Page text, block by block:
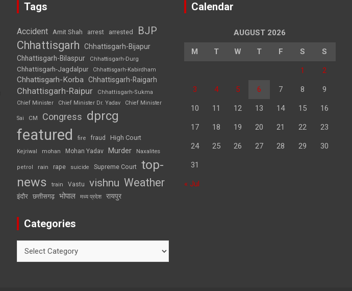
Tags
Accident Amit Shah arrest arrested BJP
Chhattisgarh
Chhattisgarh-Bijapur
Chhattisgarh-Bilaspur
Chhattisgarh-Durg
Chhattisgarh-Jagdalpur Chhattisgarh-Kabirdham
Chhattisgarh-Korba Chhattisgarh-Raigarh
Chhattisgarh-Raipur
Chhattisgarh-Sukma
Chief Minister
Chief Minister Dr. Yadav Chief Minister
Sai CM Congress dprcg
featured fire fraud High Court
Kejriwal mohan Mohan Yadav Murder Naxalites
petrol rain rape suicide Supreme Court top-
news
train Vastu vishnu Weather
इंदौर छत्तीसगढ़ भोपाल मध्य प्रदेश रायपुर
Categories
Calendar
AUGUST 2026
M T W T F S S
1 2
3 4 5 6 7 8 9
10 11 12 13 14 15 16
17 18 19 20 21 22 23
24 25 26 27 28 29 30
31
« Jul